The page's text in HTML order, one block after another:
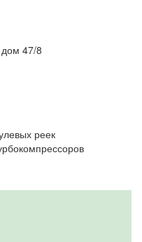
47/8
реек